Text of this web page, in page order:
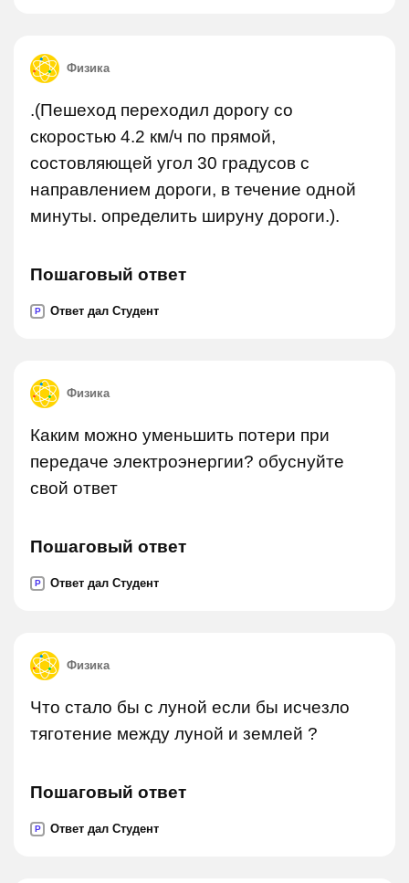
Физика
.(Пешеход переходил дорогу со
скоростью 4.2 км/ч по прямой,
состовляющей угол 30 градусов с
направлением дороги, в течение одной
минуты. определить шируну дороги.).
Пошаговый ответ
P Ответ дал Студент
Физика
Каким можно уменьшить потери при
передаче электроэнергии? обуснуйте
свой ответ
Пошаговый ответ
P Ответ дал Студент
Физика
Что стало бы с луной если бы исчезло
тяготение между луной и землей ?
Пошаговый ответ
P Ответ дал Студент